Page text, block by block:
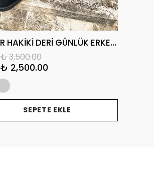
YALLER HAKİKİ DERİ GÜNLÜK ERKEK POSTAL BOT
₺ 3,500.00
₺ 2,500.00
SEPETE EKLE